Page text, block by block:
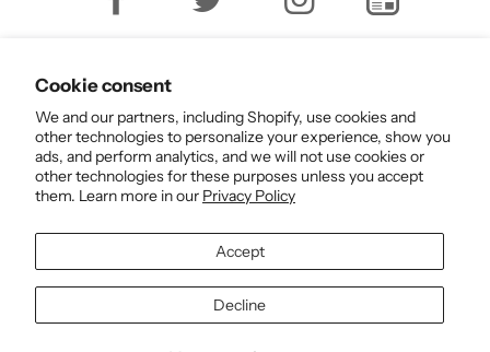
Cookie consent
We and our partners, including Shopify, use cookies and
other technologies to personalize your experience, show you
ads, and perform analytics, and we will not use cookies or
other technologies for these purposes unless you accept
them. Learn more in our Privacy Policy
Accept
Decline
English